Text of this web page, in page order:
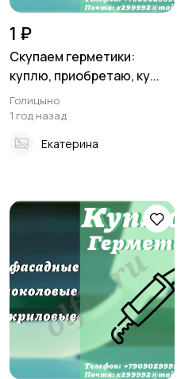
1 ₽
Скупаем герметики:
куплю, приобретаю, ку...
Голицыно
1 год назад
Екатерина